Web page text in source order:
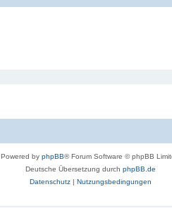
Powered by phpBB® Forum Software © phpBB
Deutsche Übersetzung durch phpBB.de
Datenschutz| Nutzungsbedingungen